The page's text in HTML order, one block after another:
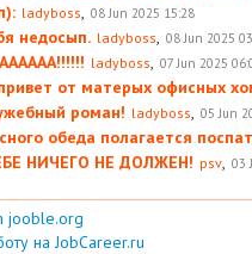
ladyboss, 08 Jun 2025 15:28
недосып. ladyboss, 08 Jun 2025
ladyboss, 07 Jun 2025
от матерых офисных
роман! ladyboss, 05 Jun
обеда полагается
НИЧЕГО НЕ ДОЛЖЕН! psv, 03
jooble.org
на JobCareer.ru